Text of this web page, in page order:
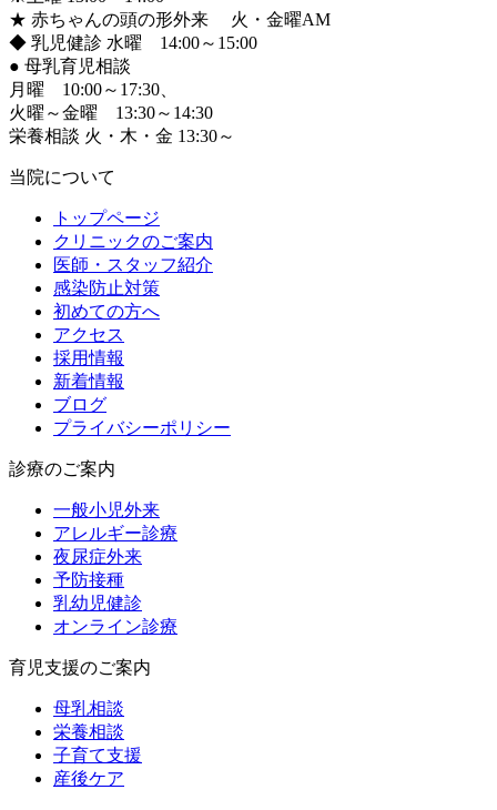
★ 赤ちゃんの頭の形外来 火・金曜AM
◆ 乳児健診 水曜 14:00～15:00
● 母乳育児相談
月曜 10:00～17:30、
火曜～金曜 13:30～14:30
栄養相談 火・木・金 13:30～
当院について
トップページ
クリニックのご案内
医師・スタッフ紹介
感染防止対策
初めての方へ
アクセス
採用情報
新着情報
ブログ
プライバシーポリシー
診療のご案内
一般小児外来
アレルギー診療
夜尿症外来
予防接種
乳幼児健診
オンライン診療
育児支援のご案内
母乳相談
栄養相談
子育て支援
産後ケア